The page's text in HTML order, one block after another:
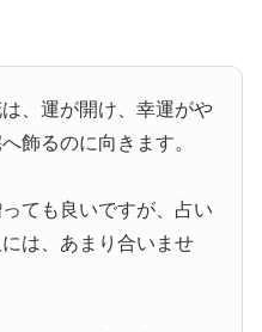
、運が開け、幸運がや
飾るのに向きます。
ても良いですが、占い
は、あまり合いませ